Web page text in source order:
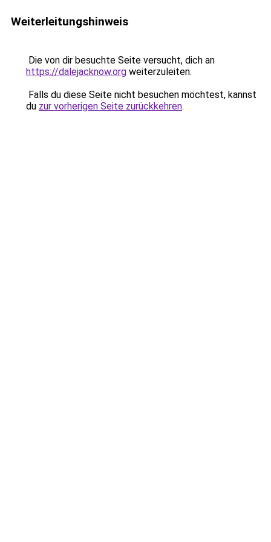
Weiterleitungshinweis
Die von dir besuchte Seite versucht, dich an
https://dalejacknow.org weiterzuleiten.
Falls du diese Seite nicht besuchen möchtest, kannst
du zur vorherigen Seite zurückkehren.